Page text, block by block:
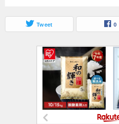
Tweet 0